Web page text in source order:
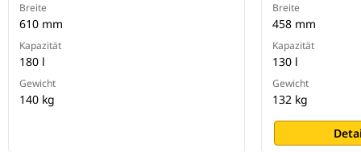
Breite
610 mm
Kapazität
180 l
Gewicht
140 kg
Breite
458 mm
Kapazität
130 l
Gewicht
132 kg